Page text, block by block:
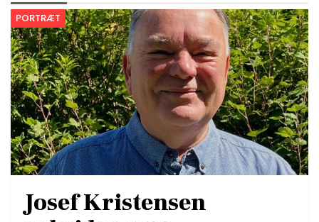
PORTRÆT
Josef Kristensen